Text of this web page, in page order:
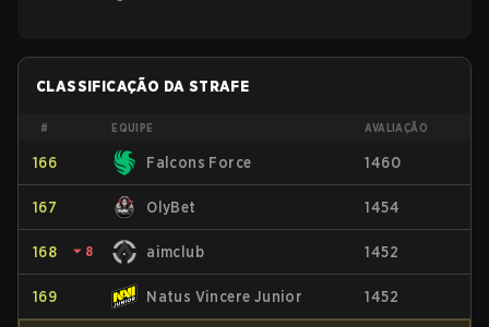
CLASSIFICAÇÃO DA STRAFE
# EQUIPE AVALIAÇÃO
166 Falcons Force 1460
167 OlyBet 1454
168 ⏷ 8 aimclub 1452
169 Natus Vincere Junior 1452